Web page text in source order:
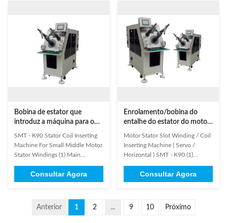
pump motor.This machine is ...
and manufacturing of products
are as customer's request. For ...
Bobina de estator que
introduz a máquina para o
motor médio pequeno
SMT - K90 Stator Coil Inserting
Machine For Small Middle Motor
Stator Windings (1) Main
I.D. 20-100mm Stator O.D.
≤160mm Stack Height ≤120mm
Appropriate Wire Copper Wire /
Consultar Agora
Enrolamento/bobina do
entalhe do estator do motor
que introduz a máquina
(servo/horizontal) SMT - K90
Motor Stator Slot Winding / Coil
Inserting Machine ( Servo /
Horizontal ) SMT - K90 (1)
winding inserting machine
inquiry: It will be better if
drawing including below
Consultar Agora
Anterior 1 2 ... 9 10 Próximo